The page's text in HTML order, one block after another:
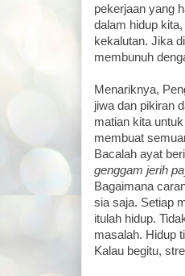
pekerjaan yang
dalam hidup
kekalutan. Jika
membunuh
Menariknya,
jiwa dan pikiran
matian kita
membuat
Bacalah ayat
genggam jerih
Bagaimana
sia saja. Setiap
itulah hidup.
masalah. Hidup
Kalau begitu,